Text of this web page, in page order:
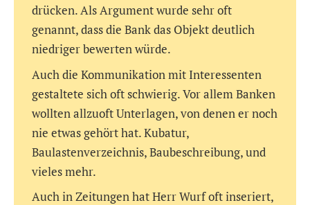
drücken. Als Argument wurde sehr oft
genannt, dass die Bank das Objekt deutlich
niedriger bewerten würde.
Auch die Kommunikation mit Interessenten
gestaltete sich oft schwierig. Vor allem Banken
wollten allzuoft Unterlagen, von denen er noch
nie etwas gehört hat. Kubatur,
Baulastenverzeichnis, Baubeschreibung, und
vieles mehr.
Auch in Zeitungen hat Herr Wurf oft inseriert,